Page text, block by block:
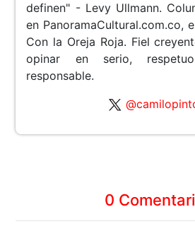
definen" - Levy Ullmann.
en PanoramaCultural.com.co,
Con la Oreja Roja. Fiel
opinar en serio,
responsable.
0